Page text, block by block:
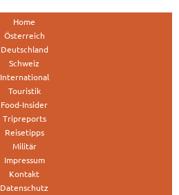
Home
Österreich
Deutschland
Schweiz
International
Touristik
Food-Insider
Tripreports
Reisetipps
Militär
Impressum
Kontakt
Datenschutz